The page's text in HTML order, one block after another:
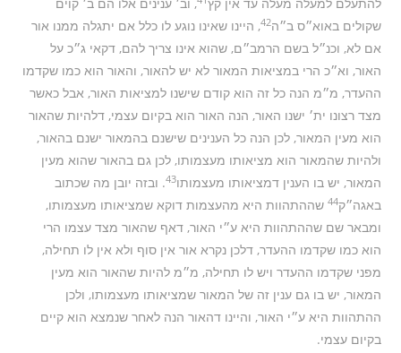
שקולים באוא״ס ב״ה42, היינו שאינו נוגע לו כלל אם יתגלה ממנו אור
אם לא, וכנ״ל בשם הרמב״ם, שהוא אינו צריך להם, דקאי ג״כ על
האור, וא״כ הרי במציאות המאור לא יש להאור, והאור הוא כמו שקדמו
ההעדר, מ״מ הנה כל זה הוא קודם שישנו למציאות האור, אבל כאשר
מצד רצונו ית׳ ישנו האור, הנה האור הוא בקיום עצמי, דלהיות שהאור
הוא מעין המאור, לכן הנה כל הענינים שישנם בהמאור ישנם בהאור,
ולהיות שהמאור הוא מציאותו מעצמותו, לכן גם בהאור שהוא מעין
המאור, יש בו הענין דמציאותו מעצמותו43. ובזה יובן מה שכתוב
באגה״ק44 שההתהוות היא מהעצמות דוקא שמציאותו מעצמותו,
ומבאר שם שההתהוות היא ע״י האור, דאף שהאור מצד עצמו הרי
הוא כמו שקדמו ההעדר, דלכן נקרא אור אין סוף ולא אין לו תחילה,
מפני שקדמו ההעדר ויש לו תחילה, מ״מ להיות שהאור הוא מעין
המאור, יש בו גם ענין זה של המאור שמציאותו מעצמותו, ולכן
ההתהוות היא ע״י האור, והיינו דהאור הנה לאחר שנמצא הוא קיים
בקיום עצמי.